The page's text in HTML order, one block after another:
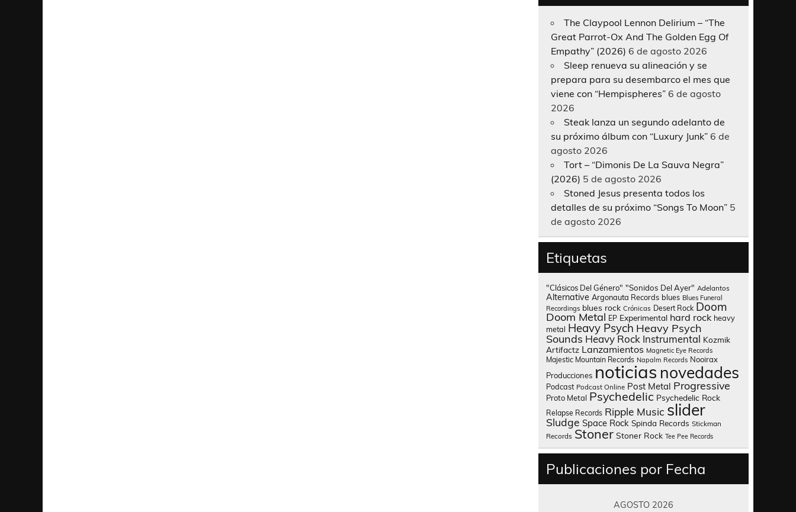
The Claypool Lennon Delirium – “The
Great Parrot-Ox And The Golden Egg Of
Empathy” (2026) 6 de agosto 2026
Sleep renueva su alineación y se
prepara para su desembarco el mes que
viene con “Hempispheres” 6 de agosto
2026
Steak lanza un segundo adelanto de
su próximo álbum con “Luxury Junk” 6 de
agosto 2026
Tort – “Dimonis De La Sauva Negra”
(2026) 5 de agosto 2026
Stoned Jesus presenta todos los
detalles de su próximo “Songs To Moon” 5
de agosto 2026
Etiquetas
"Clásicos Del Género" "Sonidos Del Ayer" Adelantos
Alternative Argonauta Records blues Blues Funeral
Recordings blues rock Crónicas Desert Rock Doom
Doom Metal EP Experimental hard rock heavy
metal Heavy Psych Heavy Psych
Sounds Heavy Rock Instrumental Kozmik
Artifactz Lanzamientos Magnetic Eye Records
Majestic Mountain Records Napalm Records Nooirax
Producciones noticias novedades
Podcast Podcast Online Post Metal Progressive
Proto Metal Psychedelic Psychedelic Rock
Relapse Records Ripple Music slider
Sludge Space Rock Spinda Records Stickman
Records Stoner Stoner Rock Tee Pee Records
Publicaciones por Fecha
AGOSTO 2026